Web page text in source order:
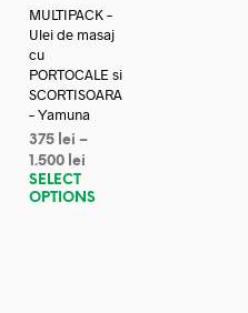
MULTIPACK –
Ulei de masaj
cu
PORTOCALE si
SCORTISOARA
– Yamuna
375 lei –
1.500 lei
SELECT
OPTIONS